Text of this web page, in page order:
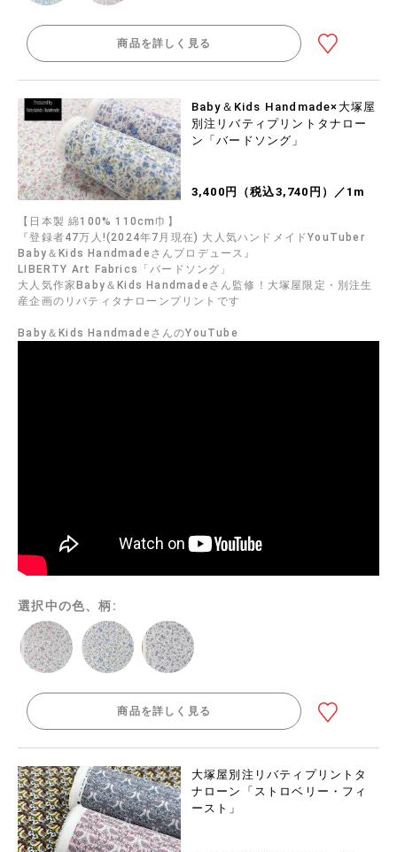
商品を詳しく見る
Baby＆Kids Handmade×大塚屋
別注リバティプリントタナロー
ン「バードソング」
3,400円（税込3,740円）／1m
【日本製 綿100% 110cm巾】
『登録者47万人!(2024年7月現在) 大人気ハンドメイドYouTuber
Baby＆Kids Handmadeさんプロデュース』
LIBERTY Art Fabrics「バードソング」
大人気作家Baby＆Kids Handmadeさん監修！大塚屋限定・別注生
産企画のリバティタナローンプリントです
Baby＆Kids HandmadeさんのYouTube
選択中の色、柄:
商品を詳しく見る
大塚屋別注リバティプリントタ
ナローン「ストロベリー・フィ
ースト」